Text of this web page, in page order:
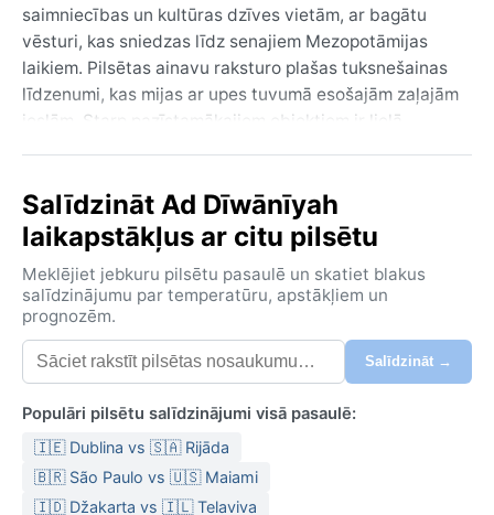
saimniecības un kultūras dzīves vietām, ar bagātu
vēsturi, kas sniedzas līdz senajiem Mezopotāmijas
laikiem. Pilsētas ainavu raksturo plašas tuksnešainas
līdzenumi, kas mijas ar upes tuvumā esošajām zaļajām
joslām. Starp pazīstamākajiem objektiem ir lielā
Šeit valda nesteidzīga atmosfēra, ko paspilgtina
vietējo iedzīvotāju viesmīlība un bagātīgā kultūras
mantojums.
Klimats atbilst karstā tuksneša (BWh) klasifikācijai.
Vasaras ir ārkārtīgi karstas un sausas – temperatūra
regulāri pārsniedz +45 °C, un debesis ir bez
mākoņiem. Ziema ir maiga un patīkama, dienā ap +15
niecīgi – gada laikā vidēji tikai ap 100–150 mm,
galvenokārt no decembra līdz martam. Mitrums ir
zems, it sevišķi vasarā, kad gaiss ir ļoti sauss.
Ceļojumam uz Ad Dīwānījah ieteicams ņemt vieglus,
Salīdzināt Ad Dīwānīyah
laikapstākļus ar citu pilsētu
Meklējiet jebkuru pilsētu pasaulē un skatiet blakus
salīdzinājumu par temperatūru, apstākļiem un
prognozēm.
Salīdzināt →
Populāri pilsētu salīdzinājumi visā pasaulē:
🇮🇪 Dublina vs 🇸🇦 Rijāda
🇧🇷 São Paulo vs 🇺🇸 Maiami
🇮🇩 Džakarta vs 🇮🇱 Telaviva